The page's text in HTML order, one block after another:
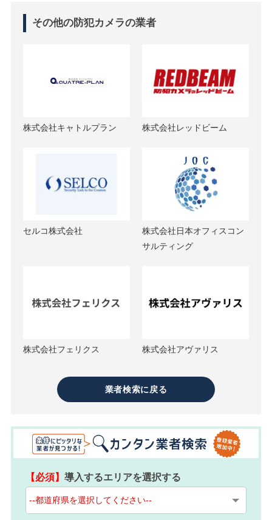
その他の防犯カメラの業者
株式会社キャトルプラン 株式会社レッドビーム
セルコ株式会社
株式会社日本オフィスコン
サルティング
株式会社フェリクス 株式会社アヴァリス
業者検索に戻る
【必須】導入するエリアを選択する